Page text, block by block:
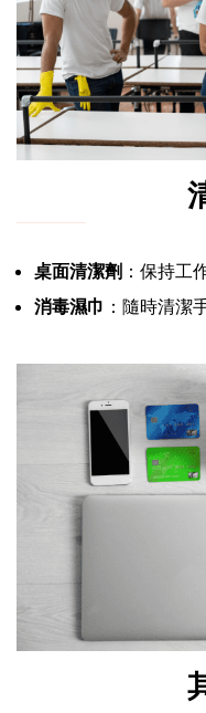
桌面清潔劑 ：保持工
消毒濕巾 ：隨時清潔